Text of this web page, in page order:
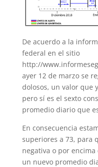
De acuerdo a la
federal en el sitio
http://
ayer 12 de marzo se
dolosos, un valor que
pero sí es el sexto
promedio diario que
En consecuencia
superiores a 73, para
negativa o por
un nuevo promedio